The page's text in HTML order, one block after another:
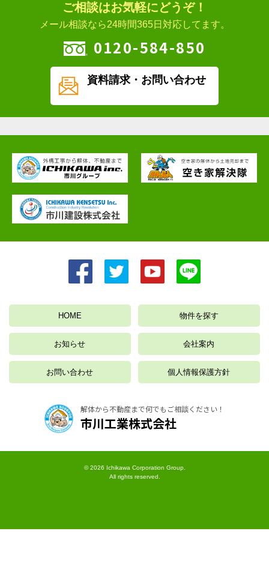
ご相談はお気軽にどうぞ！
メール相談なら24時間365日対応してます。
0120-584-850
資料請求・ お問い合わせ
HOME 物件を探す
お知らせ 会社案内
お問い合わせ 個人情報保護方針
解体から不動産まで何でもご相談ください！
市川工業株式会社
© 2026 Ichikawa Corporation Group.
All rights reserved.